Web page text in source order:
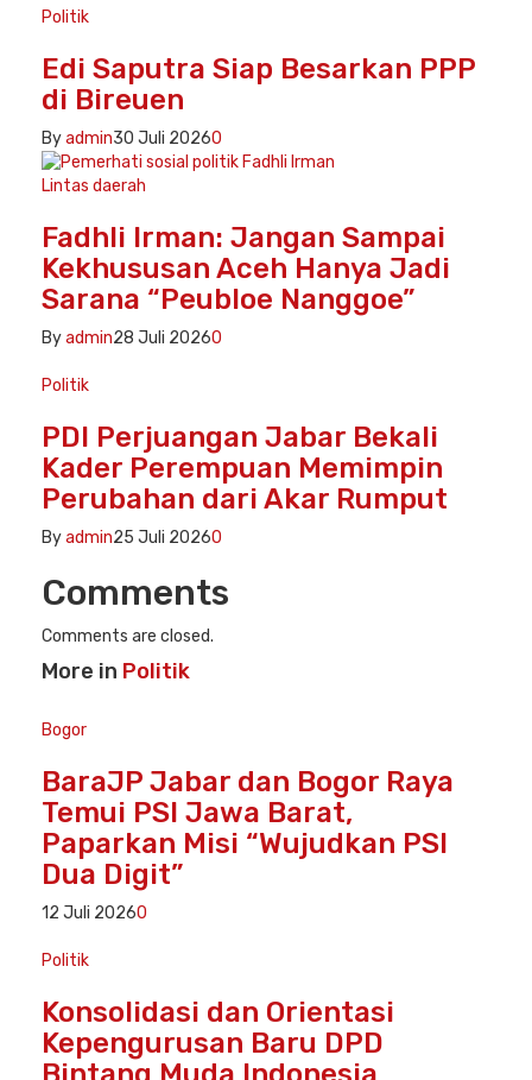
Politik
Edi Saputra Siap Besarkan PPP
di Bireuen
Byadmin30 Juli 20260
Lintas daerah
Fadhli Irman: Jangan Sampai
Kekhususan Aceh Hanya Jadi
Sarana “Peubloe Nanggoe”
Byadmin28 Juli 20260
Politik
PDI Perjuangan Jabar Bekali
Kader Perempuan Memimpin
Perubahan dari Akar Rumput
Byadmin25 Juli 20260
Comments
Comments are closed.
More in Politik
Bogor
BaraJP Jabar dan Bogor Raya
Temui PSI Jawa Barat,
Paparkan Misi “Wujudkan PSI
Dua Digit”
12 Juli 20260
Politik
Konsolidasi dan Orientasi
Kepengurusan Baru DPD